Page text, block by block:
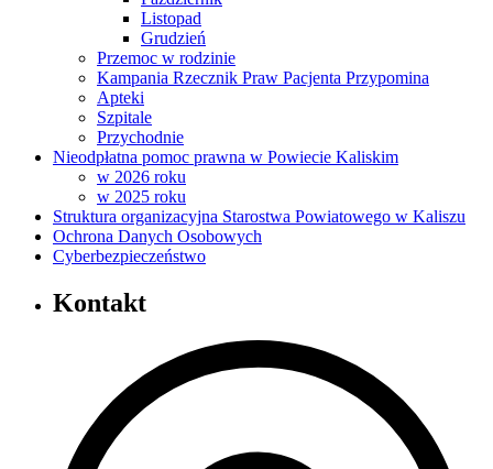
Listopad
Grudzień
Przemoc w rodzinie
Kampania Rzecznik Praw Pacjenta Przypomina
Apteki
Szpitale
Przychodnie
Nieodpłatna pomoc prawna w Powiecie Kaliskim
w 2026 roku
w 2025 roku
Struktura organizacyjna Starostwa Powiatowego w Kaliszu
Ochrona Danych Osobowych
Cyberbezpieczeństwo
Kontakt